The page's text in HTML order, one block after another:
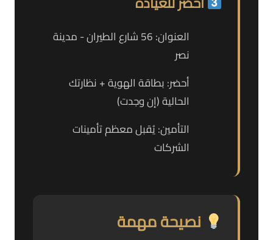
العنوان: 56 شارع الطيران - مدينة
نصر
أحضر: بطاقة الهوية + نظارتك
الحالية (إن وجدت)
التأمين: يُقبل معظم تأمينات
الشركات
نصيحة مهمة